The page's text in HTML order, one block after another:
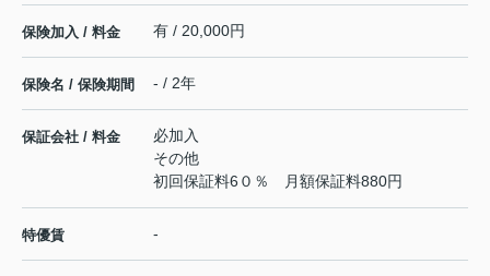
保険加入 / 料金 有 / 20,000円
保険名 / 保険期間 - / 2年
保証会社 / 料金
必加入
その他
初回保証料6０％ 月額保証料880円
特優賃 -